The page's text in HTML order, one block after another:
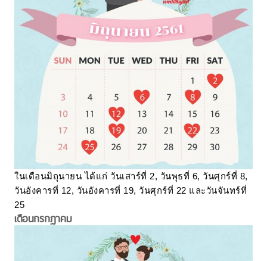
ในเดือนมิถุนายน ได้แก่ วันเสาร์ที่ 2, วันพุธที่ 6, วันศุกร์ที่ 8,
วันอังคารที่ 12, วันอังคารที่ 19, วันศุกร์ที่ 22 และวันจันทร์ที่
25
เดือนกรกฎาคม